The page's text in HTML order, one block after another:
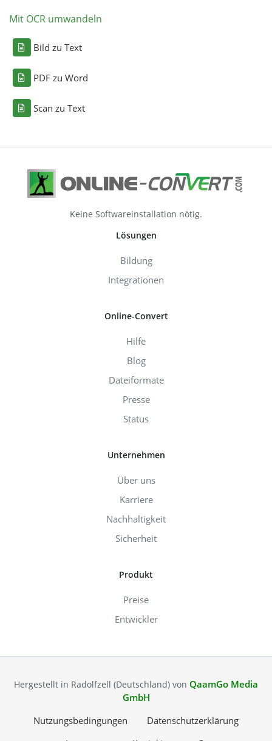
Mit OCR umwandeln
Bild zu Text
PDF zu Word
Scan zu Text
Keine Softwareinstallation nötig.
Lösungen
Bildung
Integrationen
Online-Convert
Hilfe
Blog
Dateiformate
Presse
Status
Unternehmen
Über uns
Karriere
Nachhaltigkeit
Sicherheit
Produkt
Preise
Entwickler
Hergestellt in Radolfzell (Deutschland) von QaamGo Media
GmbH
Nutzungsbedingungen
Datenschutzerklärung